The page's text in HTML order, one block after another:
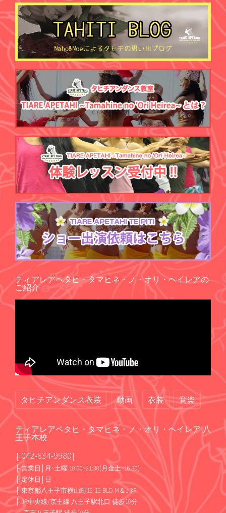
ティアレアペタヒ・タマヒネ・ノ・オリ・ヘイレアの
ご紹介
タヒチアンダンス衣装 動画 衣装 音楽
ティアレアペタヒ・タマヒネ・ノ・オリ・ヘイレア 八
王子本校
├042-634-9980
├ 営業日│月~土曜 10:00~21:30(月金土~16:30)
├ 定休日│日
├ 東京都八王子市横山町12-12 BLD.M＆J 3F
├ JR中央線/京王線 八王子駅北口 徒歩10分